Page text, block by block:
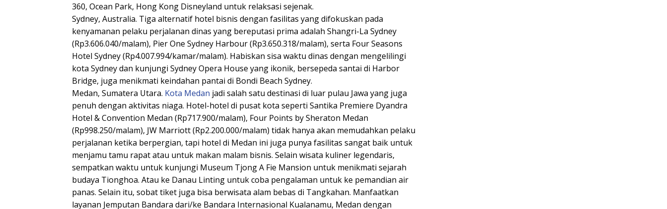
360, Ocean Park, Hong Kong Disneyland untuk relaksasi sejenak.
Sydney, Australia. Tiga alternatif hotel bisnis dengan fasilitas yang difokuskan pada
kenyamanan pelaku perjalanan dinas yang bereputasi prima adalah Shangri-La Sydney
(Rp3.606.040/malam), Pier One Sydney Harbour (Rp3.650.318/malam), serta Four Seasons
Hotel Sydney (Rp4.007.994/kamar/malam). Habiskan sisa waktu dinas dengan mengelilingi
kota Sydney dan kunjungi Sydney Opera House yang ikonik, bersepeda santai di Harbor
Bridge, juga menikmati keindahan pantai di Bondi Beach Sydney.
Medan, Sumatera Utara. Kota Medan jadi salah satu destinasi di luar pulau Jawa yang juga
penuh dengan aktivitas niaga. Hotel-hotel di pusat kota seperti Santika Premiere Dyandra
Hotel & Convention Medan (Rp717.900/malam), Four Points by Sheraton Medan
(Rp998.250/malam), JW Marriott (Rp2.200.000/malam) tidak hanya akan memudahkan pelaku
perjalanan ketika berpergian, tapi hotel di Medan ini juga punya fasilitas sangat baik untuk
menjamu tamu rapat atau untuk makan malam bisnis. Selain wisata kuliner legendaris,
sempatkan waktu untuk kunjungi Museum Tjong A Fie Mansion untuk menikmati sejarah
budaya Tionghoa. Atau ke Danau Linting untuk coba pengalaman untuk ke pemandian air
panas. Selain itu, sobat tiket juga bisa berwisata alam bebas di Tangkahan. Manfaatkan
layanan Jemputan Bandara dari/ke Bandara Internasional Kualanamu, Medan dengan